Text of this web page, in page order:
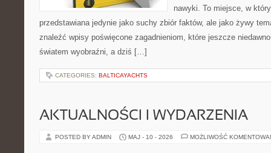
nawyki. To miejsce, w
przedstawiana jedynie jako suchy zbiór faktów, ale jako żywy
znaleźć wpisy poświęcone zagadnieniom, które jeszcze niedawno
światem wyobraźni, a dziś […]
CATEGORIES: BALTICAYACHTS
AKTUALNOŚCI I WYDARZENIA
POSTED BY ADMIN MAJ - 10 - 2026 MOŻLIWOŚĆ